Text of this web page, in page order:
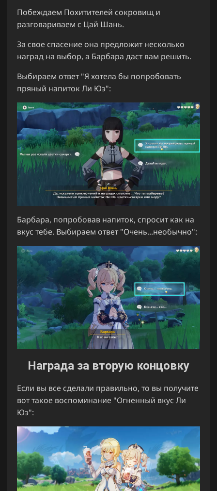
Побеждаем Похитителей сокровищ и
разговариваем с Цай Шань.
За свое спасение она предложит несколько
наград на выбор, а Барбара даст вам решить.
Выбираем ответ "Я хотела бы попробовать
пряный напиток Ли Юэ":
Барбара, попробовав напиток, спросит как на
вкус тебе. Выбираем ответ "Очень...необычно":
Награда за вторую концовку
Если вы все сделали правильно, то вы получите
вот такое воспоминание "Огненный вкус Ли
Юэ":